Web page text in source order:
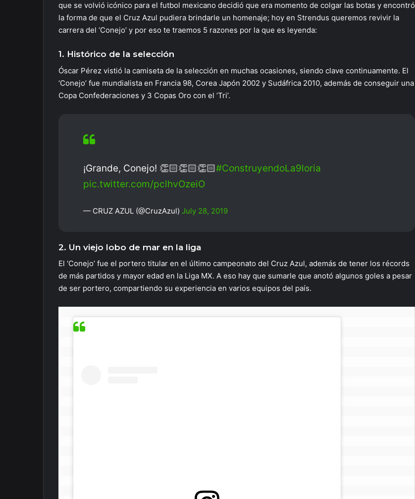
que se volvió icónico para el futbol mexicano decidió que era momento de colgar las botas y encontró
la forma de que el Cruz Azul pudiera brindarle un homenaje; hoy en Strendus queremos revivir la
carrera del ‘Conejo’ y por eso te traemos 5 razones por la que es leyenda:
1. Histórico de la selección
Óscar Pérez vistió la camiseta de la selección en muchas ocasiones, siendo clave continuamente. El
‘Conejo’ fue mundialista en Francia 98, Corea Japón 2002 y Sudáfrica 2010, además de conseguir una
Copa Confederaciones y 3 Copas Oro con el ‘Tri’.
¡Grande, Conejo! 👏🏻👏🏻👏🏻#ConstruyendoLa9loria
pic.twitter.com/pclhvOzeiO
— CRUZ AZUL (@CruzAzul) July 28, 2019
2. Un viejo lobo de mar en la liga
El ‘Conejo’ fue el portero titular en el último campeonato del Cruz Azul, además de tener los récords
de más partidos y mayor edad en la Liga MX. A eso hay que sumarle que anotó algunos goles a pesar
de ser portero, compartiendo su experiencia en varios equipos del país.